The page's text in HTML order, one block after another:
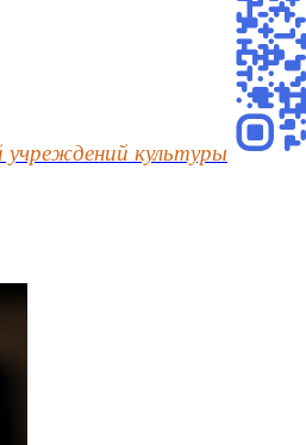
культуры